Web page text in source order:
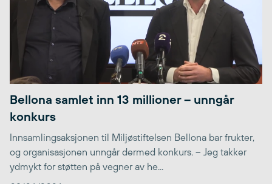
Bellona samlet inn 13 millioner – unngår
konkurs
Innsamlingsaksjonen til Miljøstiftelsen Bellona bar frukter,
og organisasjonen unngår dermed konkurs. – Jeg takker
ydmykt for støtten på vegner av he...